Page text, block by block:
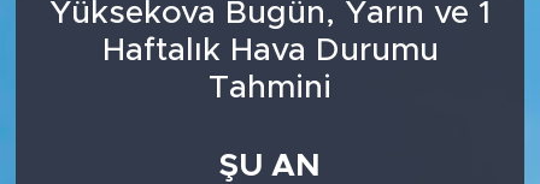
Yüksekova Bugün, Yarın ve 1
Haftalık Hava Durumu
Tahmini
ŞU AN
Tüm Manşetler